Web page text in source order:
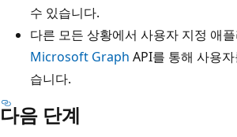
수 있습니다.
다른 모든 상황에서 사용자 지정 애
Microsoft Graph API를 통해 사용
습니다.
다음 단계